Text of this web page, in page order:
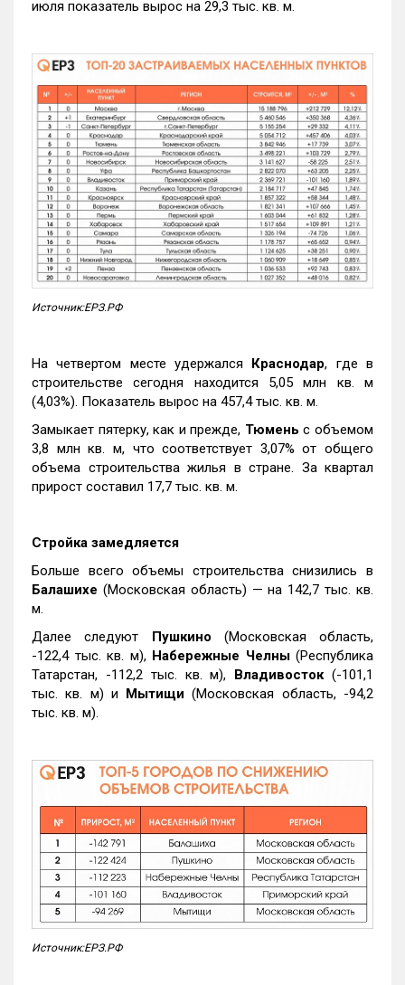
июля показатель вырос на 29,3 тыс. кв. м.
Источник:ЕРЗ.РФ
На четвертом месте удержался Краснодар, где в
строительстве сегодня находится 5,05 млн кв. м
(4,03%). Показатель вырос на 457,4 тыс. кв. м.
Замыкает пятерку, как и прежде, Тюмень с объемом
3,8 млн кв. м, что соответствует 3,07% от общего
объема строительства жилья в стране. За квартал
прирост составил 17,7 тыс. кв. м.
Стройка замедляется
Больше всего объемы строительства снизились в
Балашихе (Московская область) — на 142,7 тыс. кв.
м.
Далее следуют Пушкино (Московская область,
-122,4 тыс. кв. м), Набережные Челны(Республика
Татарстан, -112,2 тыс. кв. м), Владивосток(-101,1
тыс. кв. м) и Мытищи (Московская область, -94,2
тыс. кв. м).
Источник:ЕРЗ.РФ